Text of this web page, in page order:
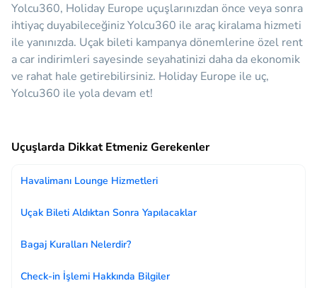
Yolcu360, Holiday Europe uçuşlarınızdan önce veya sonra
ihtiyaç duyabileceğinizYolcu360 ile araç kiralama hizmeti
ile yanınızda. Uçak bileti kampanya dönemlerine özel rent
a car indirimleri sayesinde seyahatinizi daha da ekonomik
ve rahat hale getirebilirsiniz. Holiday Europe ile uç,
Yolcu360 ile yola devam et!
Uçuşlarda Dikkat Etmeniz Gerekenler
Havalimanı Lounge Hizmetleri
Uçak Bileti Aldıktan Sonra Yapılacaklar
Bagaj Kuralları Nelerdir?
Check-in İşlemi Hakkında Bilgiler